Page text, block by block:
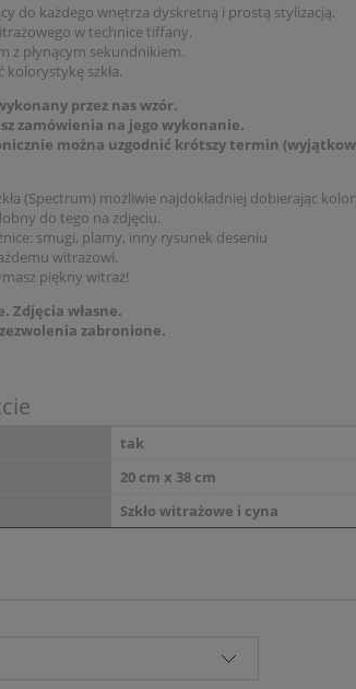
do każdego wnętrza dyskretną i prostą stylizacją.
w technice tiffany.
z płynącym sekundnikiem.
szkła.
przez nas wzór.
zamówienia na jego wykonanie.
można uzgodnić krótszy termin
(Spectrum) możliwie najdokładniej dobierając
do tego na zdjęciu.
smugi, plamy, inny rysunek deseniu
witrażowi.
piękny witraż!
Zdjęcia własne.
zabronione.
tak
20 cm x 38 cm
Szkło witrażowe i cyna